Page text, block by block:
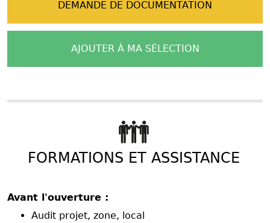
DEMANDE DE DOCUMENTATION
AJOUTER À MA SÉLECTION
FORMATIONS ET ASSISTANCE
Avant l'ouverture :
Audit projet, zone, local